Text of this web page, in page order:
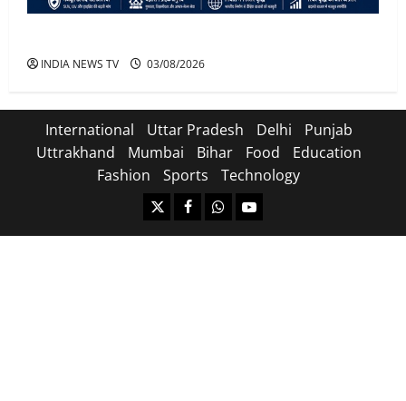
INDIA NEWS TV 03/08/2026
International Uttar Pradesh Delhi
Punjab
Uttrakhand
Mumbai Bihar Food
Education
Fashion
Sports Technology
https://x.com
facebook.com
https:/whatsapp.com/
Youtube.com